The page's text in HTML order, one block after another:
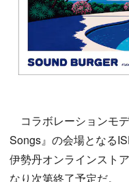
コラボレーションモ
Songs』の会場となる
伊勢丹オンラインスト
なり次第終了予定だ。